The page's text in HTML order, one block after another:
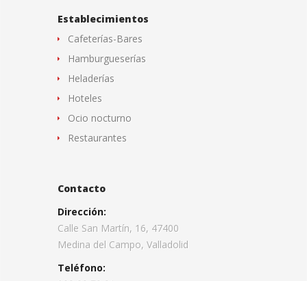
Establecimientos
Cafeterías-Bares
Hamburgueserías
Heladerías
Hoteles
Ocio nocturno
Restaurantes
Contacto
Dirección:
Calle San Martín, 16, 47400
Medina del Campo, Valladolid
Teléfono: